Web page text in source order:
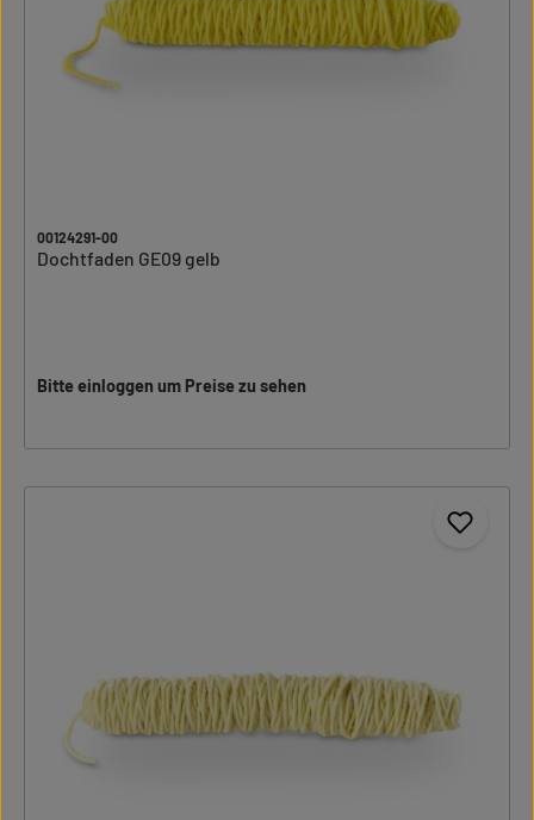
00124291-00
Dochtfaden GE09 gelb
Bitte einloggen um Preise zu sehen